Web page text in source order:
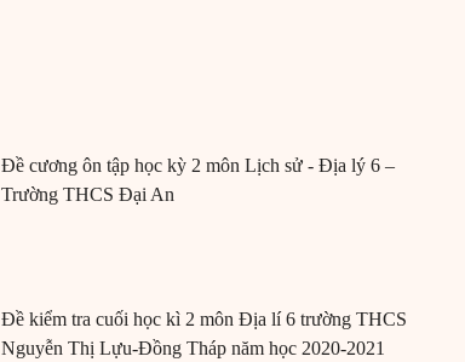
Đề cương ôn tập học kỳ 2 môn Lịch sử - Địa lý 6 –
Trường THCS Đại An
Đề kiểm tra cuối học kì 2 môn Địa lí 6 trường THCS
Nguyễn Thị Lựu-Đồng Tháp năm học 2020-2021